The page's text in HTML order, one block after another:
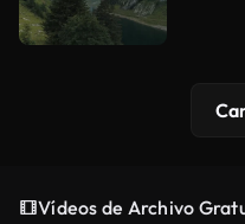
Vídeos de Archivo